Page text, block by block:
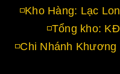
◽Kho Hàng: Lạc
◽Tổng kho:
◽Chi Nhánh